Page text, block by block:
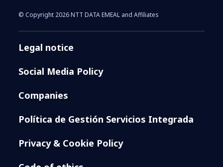
© Copyright 2026 NTT DATA EMEAL and Affiliates
Legal notice
Social Media Policy
Companies
Política de Gestión Servicios Integrada
Privacy & Cookie Policy